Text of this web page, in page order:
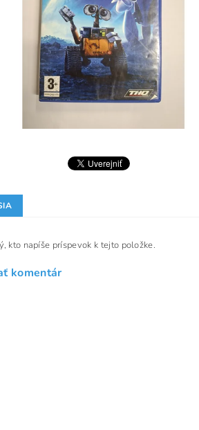
kto napíše príspevok k tejto položke.
komentár